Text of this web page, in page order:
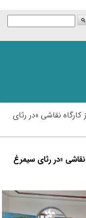
نقاشی «در رثای
«در رثای سیمرغ